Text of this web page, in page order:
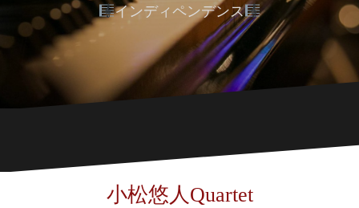
インディペンデンス
小松悠人Quartet